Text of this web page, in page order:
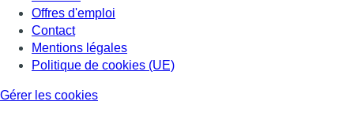
Offres d'emploi
Contact
Mentions légales
Politique de cookies (UE)
Gérer les cookies